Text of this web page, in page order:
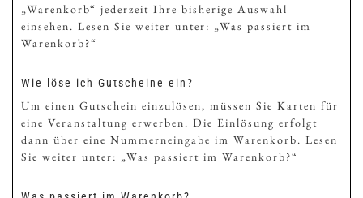
„Warenkorb“ jederzeit Ihre bisherige Auswahl
einsehen. Lesen Sie weiter unter: „Was passiert im
Warenkorb?“
Wie löse ich Gutscheine ein?
Um einen Gutschein einzulösen, müssen Sie Karten für
eine Veranstaltung erwerben. Die Einlösung erfolgt
dann über eine Nummerneingabe im Warenkorb. Lesen
Sie weiter unter: „Was passiert im Warenkorb?“